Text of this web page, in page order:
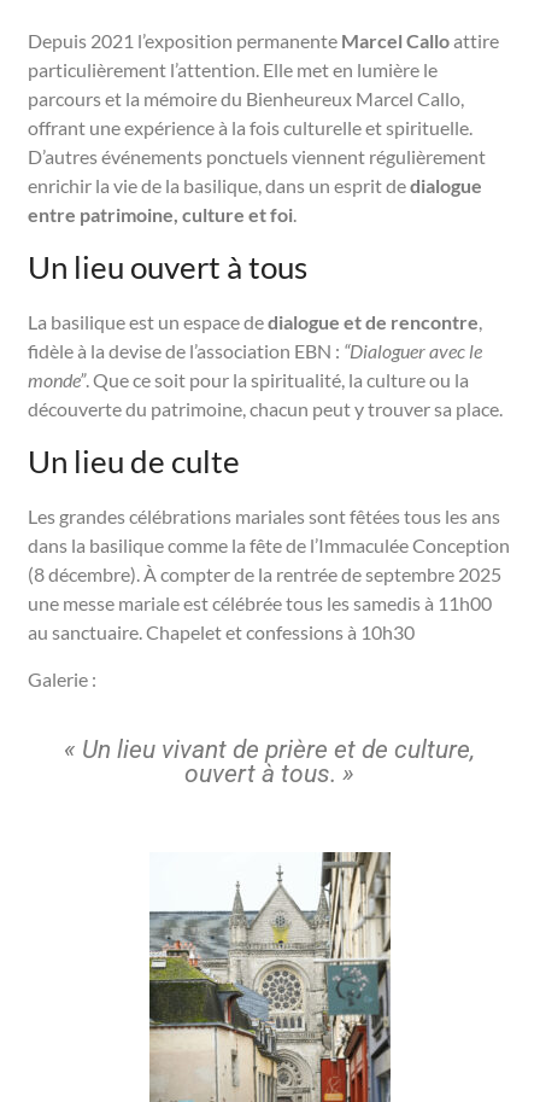
Depuis 2021 l’exposition permanente Marcel Calloattire
particulièrement l’attention. Elle met en lumière le
parcours et la mémoire du Bienheureux Marcel Callo,
offrant une expérience à la fois culturelle et spirituelle.
D’autres événements ponctuels viennent régulièrement
enrichir la vie de la basilique, dans un esprit dedialogue
entre patrimoine, culture et foi.
Un lieu ouvert à tous
La basilique est un espace dedialogue et de rencontre,
fidèle à la devise de l’association EBN : “Dialoguer avec le
monde”. Que ce soit pour la spiritualité, la culture ou la
découverte du patrimoine, chacun peut y trouver sa place.
Un lieu de culte
Les grandes célébrations mariales sont fêtées tous les ans
dans la basilique comme la fête de l’Immaculée Conception
(8 décembre). À compter de la rentrée de septembre 2025
une messe mariale est célébrée tous les samedis à 11h00
au sanctuaire. Chapelet et confessions à 10h30
Galerie :
« Un lieu vivant de prière et de culture,
ouvert à tous. »